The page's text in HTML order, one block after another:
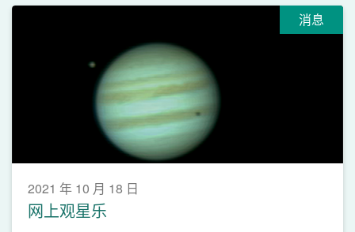
消息
2021 年 10 月 18 日
网上观星乐